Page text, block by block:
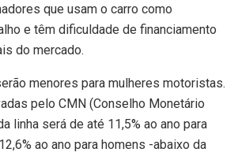
que usam o carro como
e têm dificuldade de financiamento
do mercado.
menores para mulheres motoristas.
pelo CMN (Conselho Monetário
linha será de até 11,5% ao ano para
ao ano para homens -abaixo da